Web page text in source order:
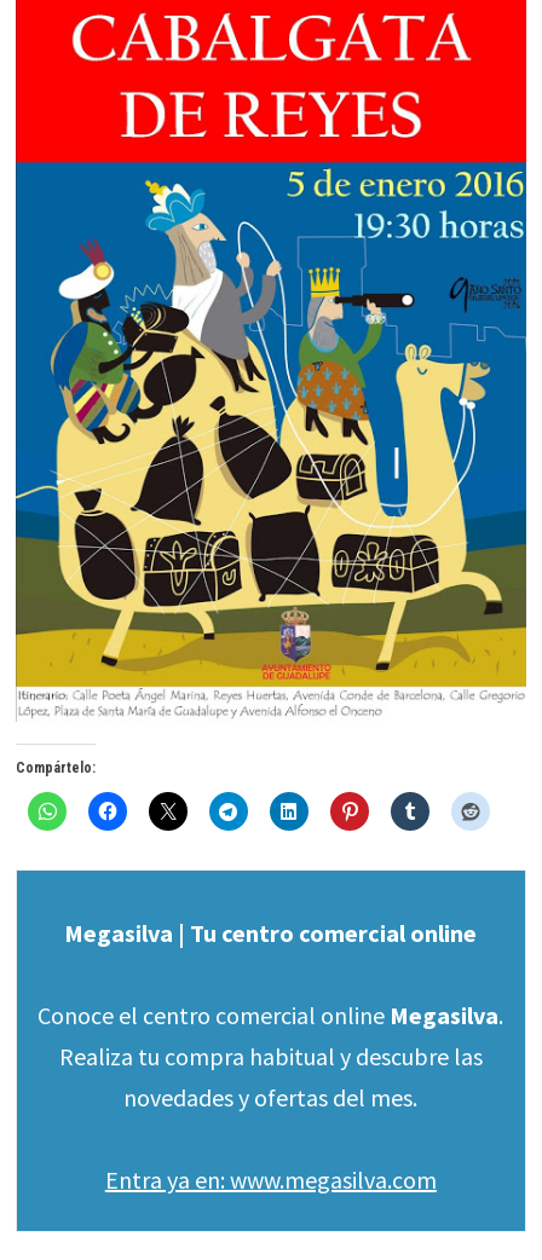
Compártelo:
Megasilva | Tu centro comercial online
Conoce el centro comercial online Megasilva.
Realiza tu compra habitual y descubre las
novedades y ofertas del mes.
Entra ya en: www.megasilva.com